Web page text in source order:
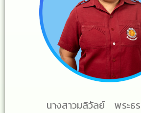
นางสาวมลิวัลย์ พระธ